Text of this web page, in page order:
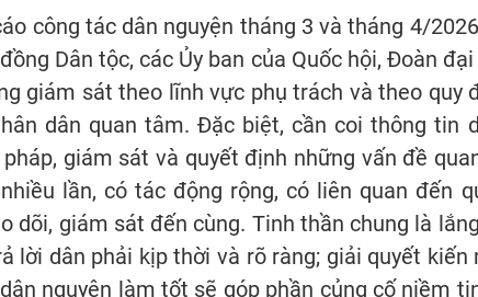
công tác dân nguyện tháng 3 và tháng 4/
Dân tộc, các Ủy ban của Quốc hội, Đoàn
giám sát theo lĩnh vực phụ trách và theo quy
dân quan tâm. Đặc biệt, cần coi thông tin
giám sát và quyết định những vấn đề
lần, có tác động rộng, có liên quan đến
dõi, giám sát đến cùng. Tinh thần chung là
lời dân phải kịp thời và rõ ràng; giải quyết kiến
nguyện làm tốt sẽ góp phần củng cố niềm